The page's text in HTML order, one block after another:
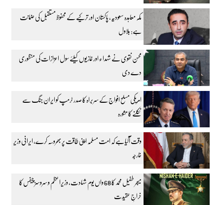
مکہ معاہدہ سعودیہ، پاکستان اور ترکیے کے محفوظ مستقبل کی ضمانت
ہے: بلاول
محسن نقوی نے شہداء اور غازیوں کیلئے سول اعزازات کی منظوری
دے دی
امریکی مسلح افواج کے سربراہ کا صدر ٹرمپ کو ایران جنگ سے
نکلنے کا مشورہ
وقت آگیا ہے کہ امت مسلمہ اپنی طاقت پر بھروسہ کرے، ایرانی وزیر
خارجہ
میجر طفیل محمد کا 68 واں یوم شہادت، وزیراعظم و سروسز چیفس کا
خراجِ عقیدت